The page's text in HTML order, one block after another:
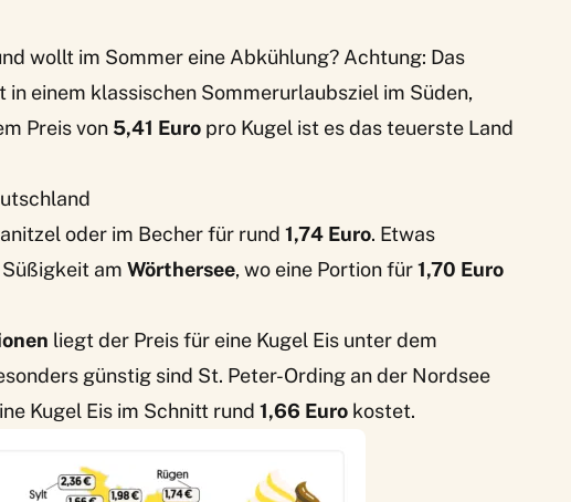
wollt im Sommer eine Abkühlung? Achtung: Das
einem klassischen Sommerurlaubsziel im Süden,
Preis von 5,41 Euro pro Kugel ist es das teuerste Land
oder im Becher für rund 1,74 Euro. Etwas
am Wörthersee, wo eine Portion für1,70 Euro
liegt der Preis für eine Kugel Eis unter dem
günstig sind St. Peter-Ording an der Nordsee
Kugel Eis im Schnitt rund 1,66 Euro kostet.